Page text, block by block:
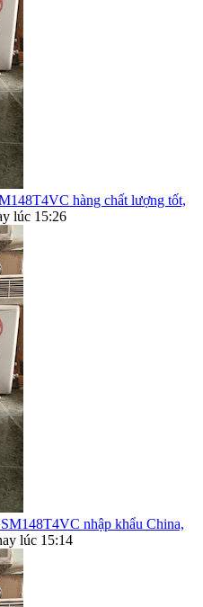
hàng chất lượng tốt,
lúc 15:26
nhập khẩu China,
lúc 15:14